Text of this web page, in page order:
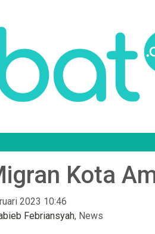
Kota
2023 10:46
Febriansyah, News